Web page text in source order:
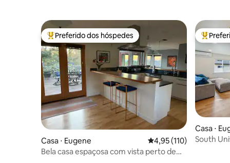
Entre os melhores preferidos dos hóspedes
Preferido dos hóspedes
Casa ⋅ Eugene 4,95 de uma avaliação
4,95 (110)
Bela casa espaçosa com vista perto de
Entre os
Casa ⋅
South